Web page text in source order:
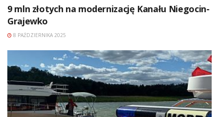
9 mln złotych na modernizację Kanału Niegocin-
Grajewko
8 PAŹDZIERNIKA 2025